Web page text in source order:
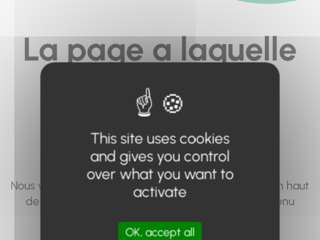
La page a laquelle
vous cherchez à
accéder n'existe
pas... ou plus.
Nous vous invitons à utiliser le moteur de recherche en haut
de page, ou à utiliser le menu pour trouver le contenu
This site uses cookies
and gives you control
over what you want to
activate
OK, accept all